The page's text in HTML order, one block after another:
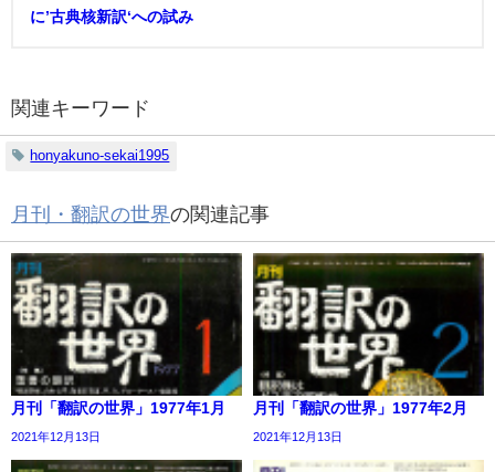
に’古典核新訳‘への試み
関連キーワード
honyakuno-sekai1995
月刊・翻訳の世界の関連記事
月刊「翻訳の世界」1977年1月
2021年12月13日
月刊「翻訳の世界」1977年2月
2021年12月13日